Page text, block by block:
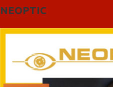
NEOPTIC